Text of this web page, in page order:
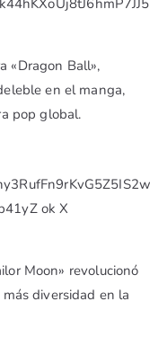
«Dragon Ball»,
en el manga,
pop global.
Moon» revolucionó
diversidad en la